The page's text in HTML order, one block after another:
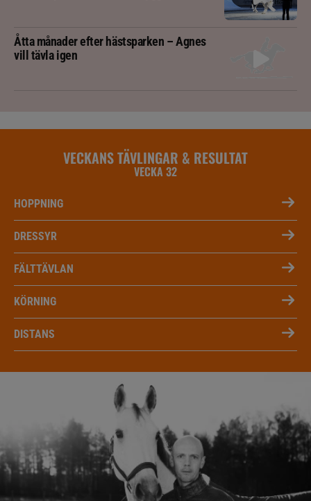
Åtta månader efter hästsparken – Agnes
vill tävla igen
VECKANS TÄVLINGAR & RESULTAT
VECKA 32
HOPPNING
DRESSYR
FÄLTTÄVLAN
KÖRNING
DISTANS